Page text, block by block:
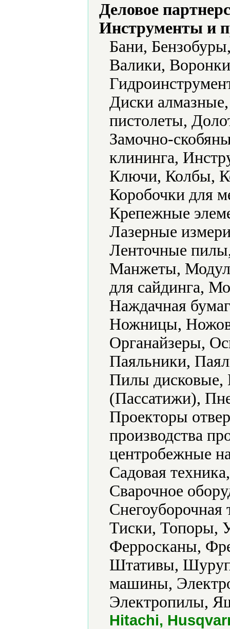
Деловое
Инструменты и
Бани,
Валики,
Диски
пистолеты,
Замочно-
клининга,
Ключи, Колбы,
Коробочки для
Крепежные
Лазерные
Ленточные
Манжеты,
для сайдинга,
Наждачная
Ножницы,
Органайзеры,
Паяльники,
Пилы дисковые,
(Пассатижи),
Проекторы
производства
центробежные
Садовая
Сварочное
Тиски, Топоры,
Ферросканы,
Штативы,
машины,
Электропилы,
Hitachi,